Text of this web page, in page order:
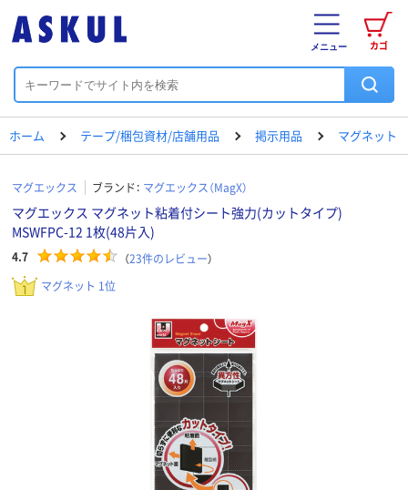
カゴ
メニュー
ホーム テープ/梱包資材/店舗用品 掲示用品 マグネット
マグエックス ブランド： マグエックス（MagX）
マグエックス マグネット粘着付シート強力(カットタイプ)
MSWFPC-12 1枚(48片入)
4.7 （23件のレビュー）
マグネット 1位